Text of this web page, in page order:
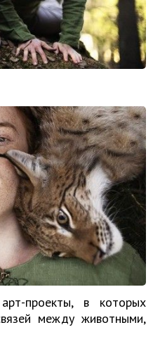
проекты, в которых
между животными,